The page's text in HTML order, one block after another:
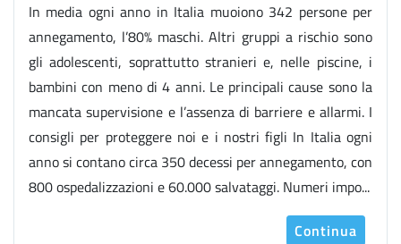
In media ogni anno in Italia muoiono 342 persone per
annegamento, l’80% maschi. Altri gruppi a rischio sono
gli adolescenti, soprattutto stranieri e, nelle piscine, i
bambini con meno di 4 anni. Le principali cause sono la
mancata supervisione e l’assenza di barriere e allarmi. I
consigli per proteggere noi e i nostri figli In Italia ogni
anno si contano circa 350 decessi per annegamento, con
800 ospedalizzazioni e 60.000 salvataggi. Numeri impo...
Continua